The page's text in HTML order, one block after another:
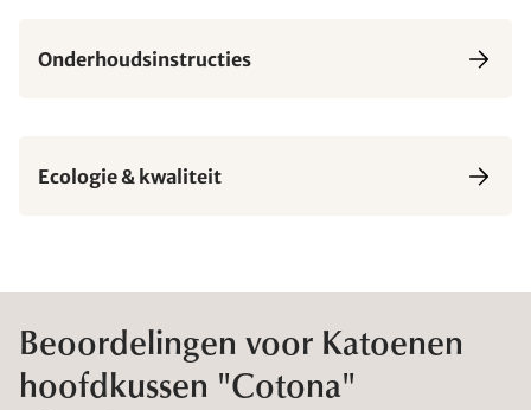
Onderhoudsinstructies
Ecologie & kwaliteit
Beoordelingen voor Katoenen
hoofdkussen "Cotona"